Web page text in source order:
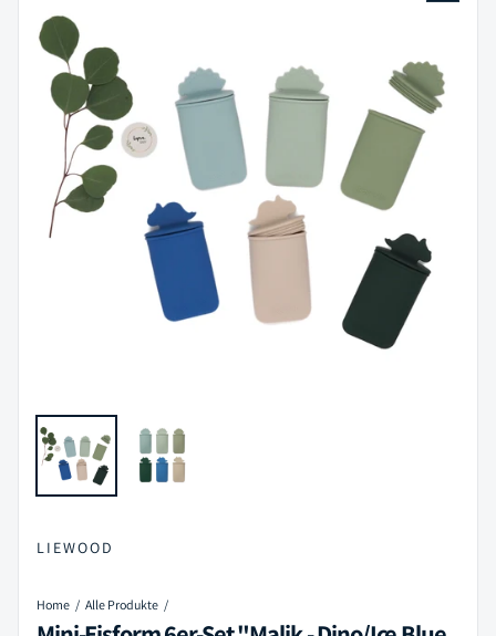
LIEWOOD
Home Alle Produkte